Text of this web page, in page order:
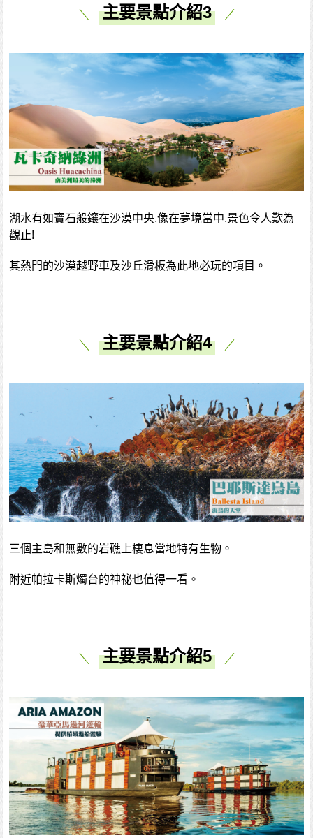
主要景點介紹3
湖水有如寶石般鑲在沙漠中央,像在夢境當中,景色令人歎為
觀止!
其熱門的沙漠越野車及沙丘滑板為此地必玩的項目。
主要景點介紹4
三個主島和無數的岩礁上棲息當地特有生物。
附近帕拉卡斯燭台的神祕也值得一看。
主要景點介紹5